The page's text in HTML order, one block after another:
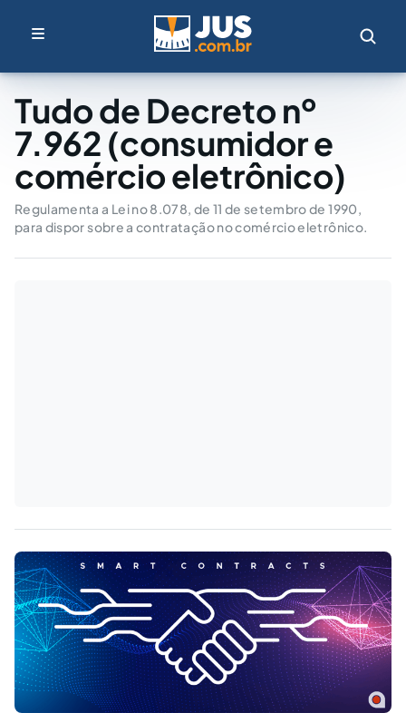
Tudo de Decreto nº
7.962 (consumidor e
comércio eletrônico)
Regulamenta a Lei no 8.078, de 11 de setembro de 1990,
para dispor sobre a contratação no comércio eletrônico.